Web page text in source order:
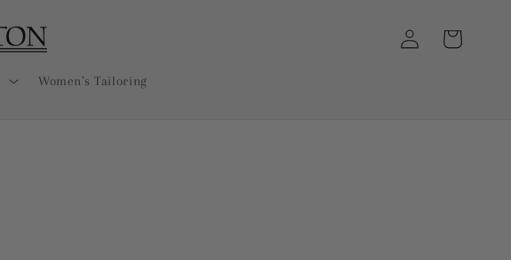
Women's Tailoring
Connexion Panier